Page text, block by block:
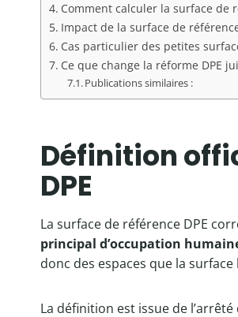
Comment calculer la surface de
Impact de la surface de
Cas particulier des petites
Ce que change la réforme DPE
Publications similaires :
Définition
DPE
La surface de référence DPE
principal d’occupation
donc des espaces que la
La définition est issue de